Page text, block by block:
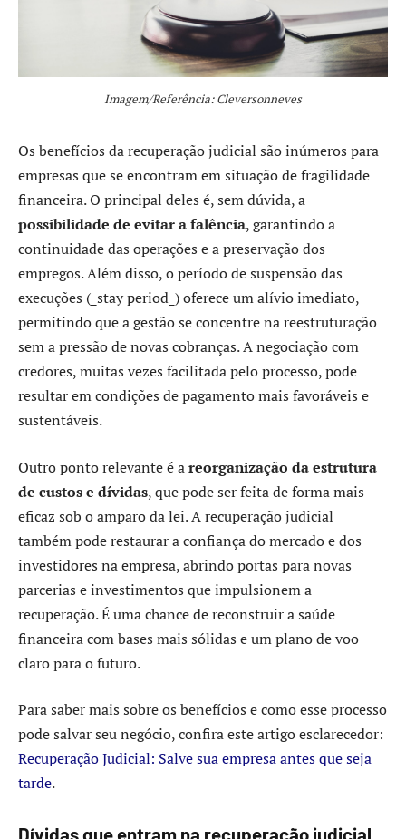
Imagem/Referência: Cleversonneves
Os benefícios da recuperação judicial são inúmeros para
empresas que se encontram em situação de fragilidade
financeira. O principal deles é, sem dúvida, a
possibilidade de evitar a falência, garantindo a
continuidade das operações e a preservação dos
empregos. Além disso, o período de suspensão das
execuções (_stay period_) oferece um alívio imediato,
permitindo que a gestão se concentre na reestruturação
sem a pressão de novas cobranças. A negociação com
credores, muitas vezes facilitada pelo processo, pode
resultar em condições de pagamento mais favoráveis e
sustentáveis.
Outro ponto relevante é areorganização da estrutura
de custos e dívidas, que pode ser feita de forma mais
eficaz sob o amparo da lei. A recuperação judicial
também pode restaurar a confiança do mercado e dos
investidores na empresa, abrindo portas para novas
parcerias e investimentos que impulsionem a
recuperação. É uma chance de reconstruir a saúde
financeira com bases mais sólidas e um plano de voo
claro para o futuro.
Para saber mais sobre os benefícios e como esse processo
pode salvar seu negócio, confira este artigo esclarecedor:
Recuperação Judicial: Salve sua empresa antes que seja
tarde.
Dívidas que entram na recuperação judicial